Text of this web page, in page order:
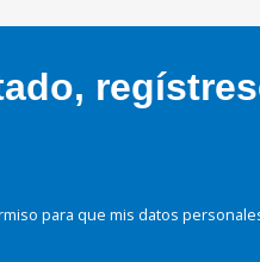
para que mis datos